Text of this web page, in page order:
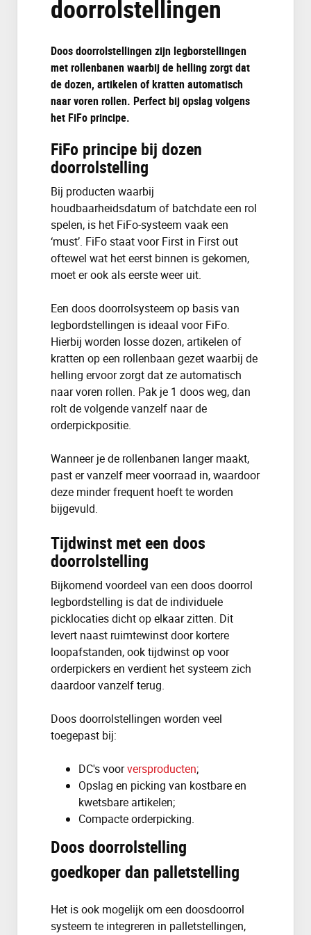
doorrolstellingen
Doos doorrolstellingen zijn legborstellingen
met rollenbanen waarbij de helling zorgt dat
de dozen, artikelen of kratten automatisch
naar voren rollen. Perfect bij opslag volgens
het FiFo principe.
FiFo principe bij dozen
doorrolstelling
Bij producten waarbij
houdbaarheidsdatum of batchdate een rol
spelen, is het FiFo-systeem vaak een
‘must’. FiFo staat voor First in First out
oftewel wat het eerst binnen is gekomen,
moet er ook als eerste weer uit.
Een doos doorrolsysteem op basis van
legbordstellingen is ideaal voor FiFo.
Hierbij worden losse dozen, artikelen of
kratten op een rollenbaan gezet waarbij de
helling ervoor zorgt dat ze automatisch
naar voren rollen. Pak je 1 doos weg, dan
rolt de volgende vanzelf naar de
orderpickpositie.
Wanneer je de rollenbanen langer maakt,
past er vanzelf meer voorraad in, waardoor
deze minder frequent hoeft te worden
bijgevuld.
Tijdwinst met een doos
doorrolstelling
Bijkomend voordeel van een doos doorrol
legbordstelling is dat de individuele
picklocaties dicht op elkaar zitten. Dit
levert naast ruimtewinst door kortere
loopafstanden, ook tijdwinst op voor
orderpickers en verdient het systeem zich
daardoor vanzelf terug.
Doos doorrolstellingen worden veel
toegepast bij:
DC's voorversproducten;
Opslag en picking van kostbare en
kwetsbare artikelen;
Compacte orderpicking.
Doos doorrolstelling
goedkoper dan palletstelling
Het is ook mogelijk om een doosdoorrol
systeem te integreren in palletstellingen,